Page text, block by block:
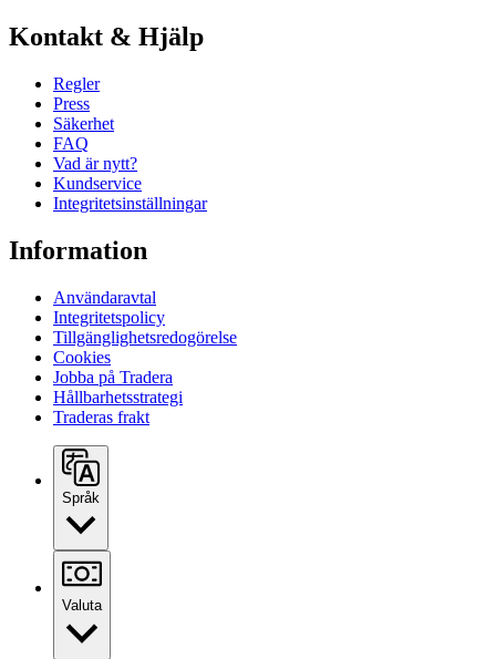
Kontakt & Hjälp
Regler
Press
Säkerhet
FAQ
Vad är nytt?
Kundservice
Integritetsinställningar
Information
Användaravtal
Integritetspolicy
Tillgänglighetsredogörelse
Cookies
Jobba på Tradera
Hållbarhetsstrategi
Traderas frakt
Språk
Valuta